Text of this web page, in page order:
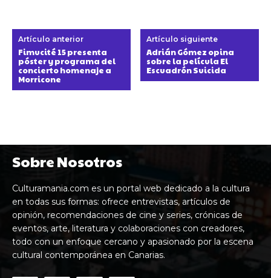
Artículo anterior
Fimucité 15 presenta
póster y programa del
concierto homenaje a
Morricone
Artículo siguiente
Adrián Gómez opina
sobre la película El
Escuadrón Suicida
Sobre Nosotros
Culturamania.com es un portal web dedicado a la cultura
en todas sus formas: ofrece entrevistas, artículos de
opinión, recomendaciones de cine y series, crónicas de
eventos, arte, literatura y colaboraciones con creadores,
todo con un enfoque cercano y apasionado por la escena
cultural contemporánea en Canarias.